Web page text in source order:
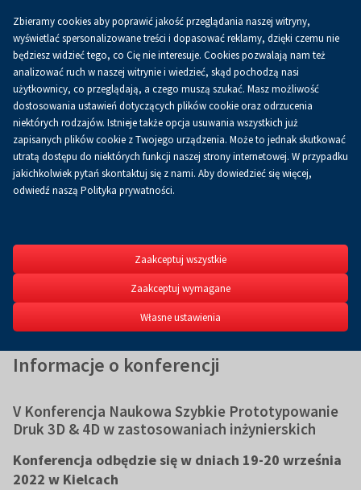
PL
V Konferencja
Druk 3D & 4D w
19-20.09.2022
Informacje o konferencji
V Konferencja Naukowa Szybkie Prototypowanie
Druk 3D & 4D w zastosowaniach inżynierskich
Konferencja odbędzie się w dniach 19-20 września
2022 w Kielcach
Zbieramy cookies aby poprawić jakość przeglądania naszej witryny,
wyświetlać spersonalizowane treści i dopasować reklamy, dzięki czemu nie
będziesz widzieć tego, co Cię nie interesuje. Cookies pozwalają nam też
analizować ruch w naszej witrynie i wiedzieć, skąd pochodzą nasi
użytkownicy, co przeglądają, a czego muszą szukać. Masz możliwość
dostosowania ustawień dotyczących plików cookie oraz odrzucenia
niektórych rodzajów. Istnieje także opcja usuwania wszystkich już
zapisanych plików cookie z Twojego urządzenia. Może to jednak skutkować
utratą dostępu do niektórych funkcji naszej strony internetowej. W przypadku
jakichkolwiek pytań skontaktuj się z nami. Aby dowiedzieć się więcej,
odwiedź naszą Polityka prywatności.
Zaakceptuj wszystkie
Zaakceptuj wymagane
Własne ustawienia